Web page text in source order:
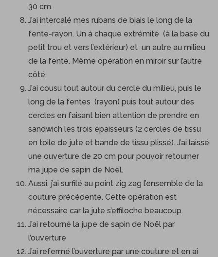
30 cm.
J’ai intercalé mes rubans de biais le long de la
fente-rayon. Un à chaque extrémité (à la base du
petit trou et vers l’extérieur) et un autre au milieu
de la fente. Même opération en miroir sur l’autre
côté.
J’ai cousu tout autour du cercle du milieu, puis le
long de la fentes (rayon) puis tout autour des
cercles en faisant bien attention de prendre en
sandwich les trois épaisseurs (2 cercles de tissu
en toile de jute et bande de tissu plissé). J’ai laissé
une ouverture de 20 cm pour pouvoir retourner
ma jupe de sapin de Noël.
Aussi, j’ai surfilé au point zig zag l’ensemble de la
couture précédente. Cette opération est
nécessaire car la jute s’effiloche beaucoup.
J’ai retourné la jupe de sapin de Noël par
l’ouverture
J’ai refermé l’ouverture par une couture et en ai